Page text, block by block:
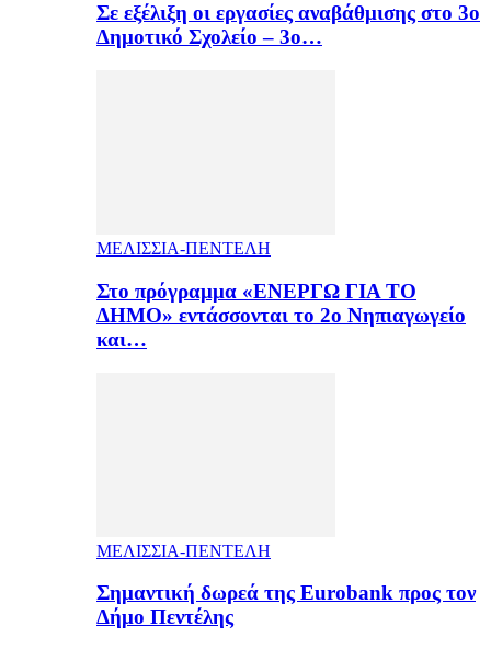
Σε εξέλιξη οι εργασίες αναβάθμισης στο 3ο
Δημοτικό Σχολείο – 3ο…
ΜΕΛΙΣΣΙΑ-ΠΕΝΤΕΛΗ
Στο πρόγραμμα «ΕΝΕΡΓΩ ΓΙΑ ΤΟ
ΔΗΜΟ» εντάσσονται το 2ο Νηπιαγωγείο
και…
ΜΕΛΙΣΣΙΑ-ΠΕΝΤΕΛΗ
Σημαντική δωρεά της Eurobank προς τον
Δήμο Πεντέλης